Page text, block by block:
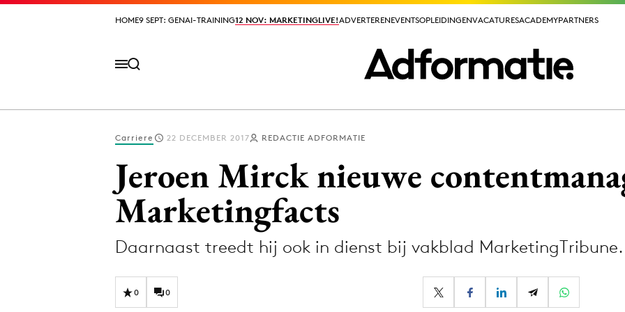
HOME9 SEPT: GENAI-TRAINING12 NOV: MARKETINGLIVE!ADVERTERENEVENTSOPLEIDINGENVACATURESACADEMYPARTNERS
HOME9 SEPT: GENAI-TRAINING12 NOV: MARKETINGLIVE!ADVERTERENEVENTSOPLEIDINGENVACATURESACADEMYPARTNERS
Design
Media
Carriere 22 DECEMBER 2017 REDACTIE ADFORMATIE
Jeroen Mirck nieuwe
Marketingfacts
Daarnaast treedt hij ook in dienst bij vakblad MarketingTribune.
0 0